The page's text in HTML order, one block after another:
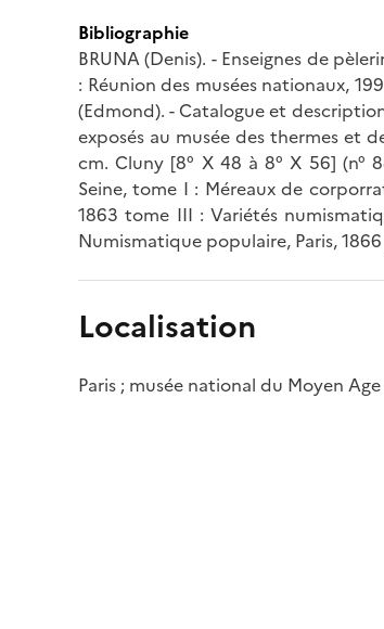
Bibliographie
BRUNA (Denis). - Enseignes de
: Réunion des musées nationaux,
(Edmond). - Catalogue et
exposés au musée des thermes et
cm. Cluny [8° X 48 à 8° X 56] (n°
Seine, tome I : Méreaux de
1863 tome III : Variétés
Numismatique populaire, Paris,
Localisation
Paris ; musée national du Moyen